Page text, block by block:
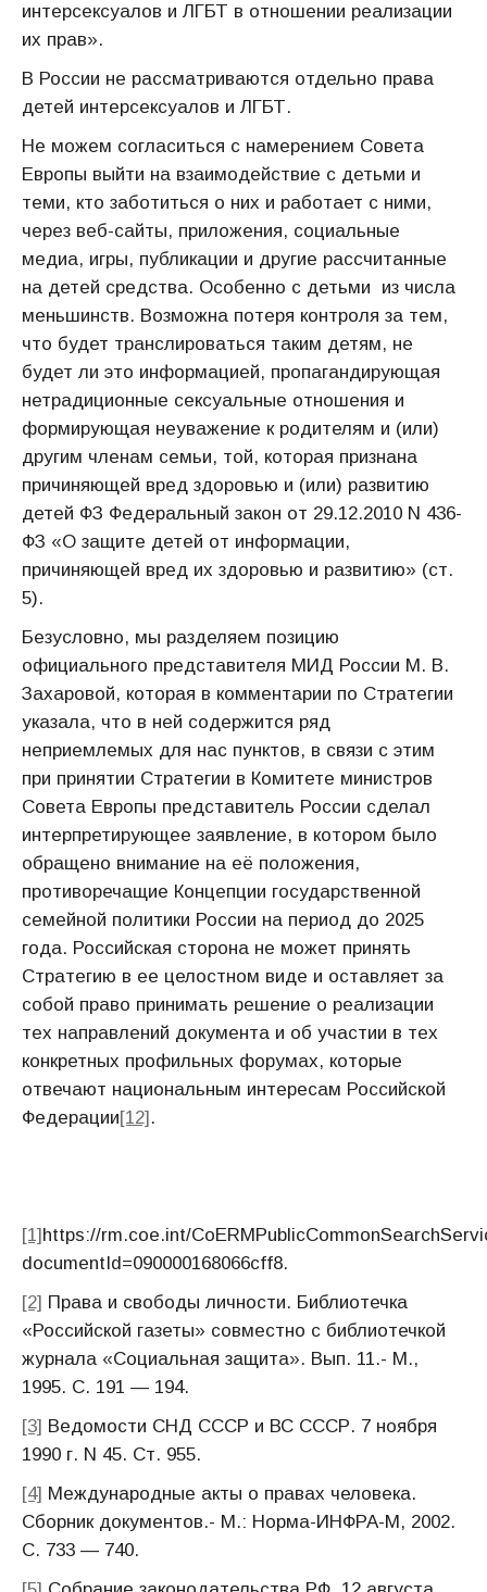
интерсексуалов и ЛГБТ в отношении реализации
их прав».
В России не рассматриваются отдельно права
детей интерсексуалов и ЛГБТ.
Не можем согласиться с намерением Совета
Европы выйти на взаимодействие с детьми и
теми, кто заботиться о них и работает с ними,
через веб-сайты, приложения, социальные
медиа, игры, публикации и другие рассчитанные
на детей средства. Особенно с детьми из числа
меньшинств. Возможна потеря контроля за тем,
что будет транслироваться таким детям, не
будет ли это информацией, пропагандирующая
нетрадиционные сексуальные отношения и
формирующая неуважение к родителям и (или)
другим членам семьи, той, которая признана
причиняющей вред здоровью и (или) развитию
детей ФЗ Федеральный закон от 29.12.2010 N 436-
ФЗ «О защите детей от информации,
причиняющей вред их здоровью и развитию» (ст.
5).
Безусловно, мы разделяем позицию
официального представителя МИД России М. В.
Захаровой, которая в комментарии по Стратегии
указала, что в ней содержится ряд
неприемлемых для нас пунктов, в связи с этим
при принятии Стратегии в Комитете министров
Совета Европы представитель России сделал
интерпретирующее заявление, в котором было
обращено внимание на её положения,
противоречащие Концепции государственной
семейной политики России на период до 2025
года. Российская сторона не может принять
Стратегию в ее целостном виде и оставляет за
собой право принимать решение о реализации
тех направлений документа и об участии в тех
конкретных профильных форумах, которые
отвечают национальным интересам Российской
Федерации[12].
[1]https://rm.coe.int/
documentId=090000168066cff8.
[2] Права и свободы личности. Библиотечка
«Российской газеты» совместно с библиотечкой
журнала «Социальная защита». Вып. 11.- М.,
1995. С. 191 — 194.
[3] Ведомости СНД СССР и ВС СССР. 7 ноября
1990 г. N 45. Ст. 955.
[4] Международные акты о правах человека.
Сборник документов.- М.: Норма-ИНФРА-М, 2002.
С. 733 — 740.